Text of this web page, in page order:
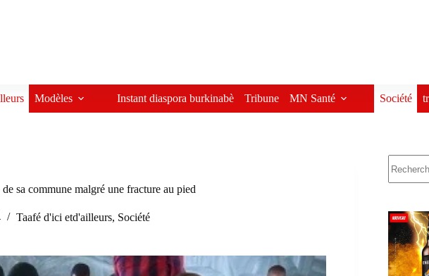
Modèles Instant diaspora burkinabè Tribune MN Santé Société
sa commune malgré une fracture au pied
Taafé d'ici etd'ailleurs, Société